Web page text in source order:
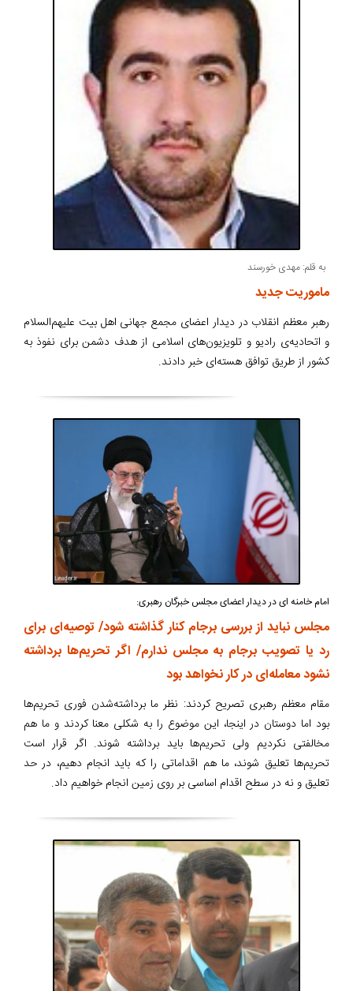
به قلم: مهدی خورسند
ماموریت جدید
رهبر معظم انقلاب در دیدار اعضای مجمع جهانی اهل بیت علیهم‌السلام
و اتحادیه‌ی رادیو و تلویزیون‌های اسلامی از هدف دشمن برای نفوذ به
کشور از طریق توافق هسته‌ای خبر دادند.
امام خامنه ای در دیدار اعضای مجلس خبرگان رهبری:
مجلس نباید از بررسی برجام کنار گذاشته شود/ توصیه‌ای برای
رد یا تصویب برجام به مجلس ندارم/ اگر تحریم‌ها برداشته
نشود معامله‌ای در کار نخواهد بود
مقام معظم رهبری تصریح کردند: نظر ما برداشته‌شدن فوری تحریم‌ها
بود اما دوستان در اینجا، این موضوع را به شکلی معنا کردند و ما هم
مخالفتی نکردیم ولی تحریم‌ها باید برداشته شوند. اگر قرار است
تحریم‌ها تعلیق شوند، ما هم اقداماتی را که باید انجام دهیم، در حد
تعلیق و نه در سطح اقدام اساسی بر روی زمین انجام خواهیم داد.